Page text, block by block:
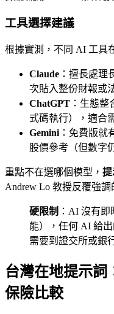
工具選擇建議
根據實測，不同 AI 工具
Claude ：擅長處理
次貼入整份財報或
ChatGPT ：生態
式碼執行），適合
Gemini：免費版就
股價參考（但數字
重點不在選哪個模型， 提
Andrew Lo 教授反覆強調
硬限制 ：AI 沒有
能），任何 AI 給
需要到證交所或銀
台灣在地提示詞
保險比較